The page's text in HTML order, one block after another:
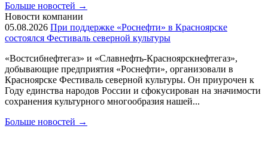
Больше новостей →
Новости компании
05.08.2026 При поддержке «Роснефти» в Красноярске
состоялся Фестиваль северной культуры
«Востсибнефтегаз» и «Славнефть-Красноярскнефтегаз»,
добывающие предприятия «Роснефти», организовали в
Красноярске Фестиваль северной культуры. Он приурочен к
Году единства народов России и сфокусирован на значимости
сохранения культурного многообразия нашей...
Больше новостей →